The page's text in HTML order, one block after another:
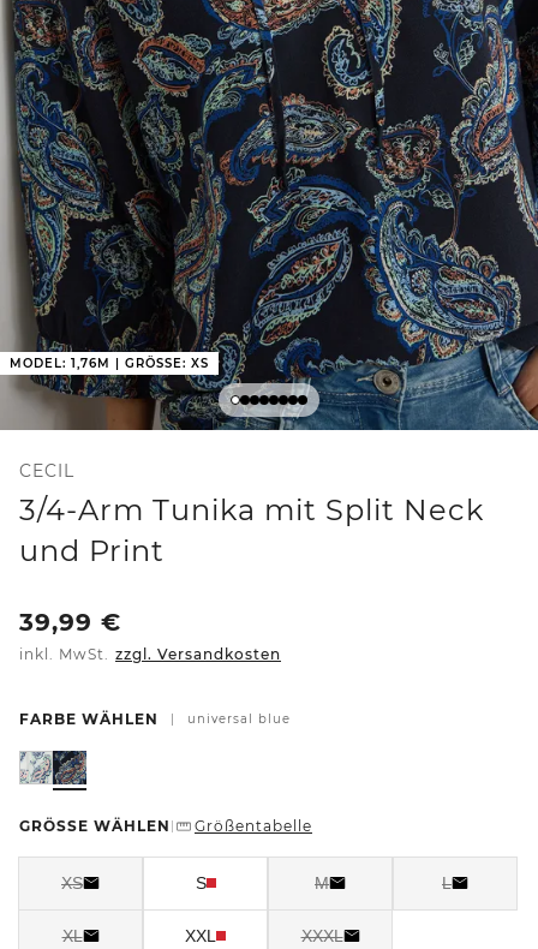
MODEL: 1,76M | GRÖSSE: XS
CECIL
3/4-Arm Tunika mit Split Neck
und Print
39,99 €
inkl. MwSt. zzgl. Versandkosten
FARBE WÄHLEN universal blue
GRÖSSE WÄHLEN Größentabelle
XS S M L
XL XXL XXXL